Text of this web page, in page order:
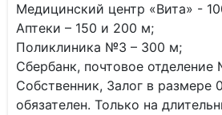
Медицинский центр «Вита» -
Аптеки – 150 и 200 м;
Поликлиника №3 – 300 м;
Сбербанк, почтовое
Собственник, Залог в размере
обязателен. Только на